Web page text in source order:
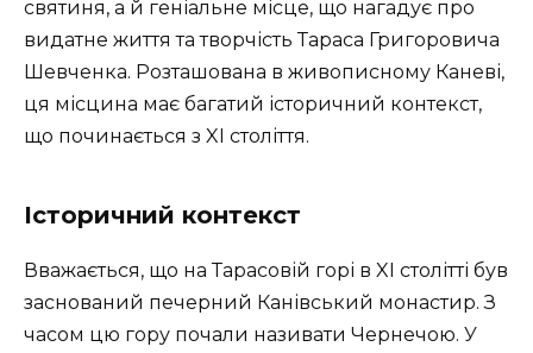
святиня, а й геніальне місце, що нагадує про
видатне життя та творчість Тараса Григоровича
Шевченка. Розташована в живописному Каневі,
ця місцина має багатий історичний контекст,
що починається з XI століття.
Історичний контекст
Вважається, що на Тарасовій горі в XI столітті був
заснований печерний Канівський монастир. З
часом цю гору почали називати Чернечою. У